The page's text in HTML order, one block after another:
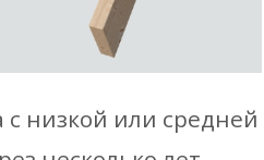
низкой или средней